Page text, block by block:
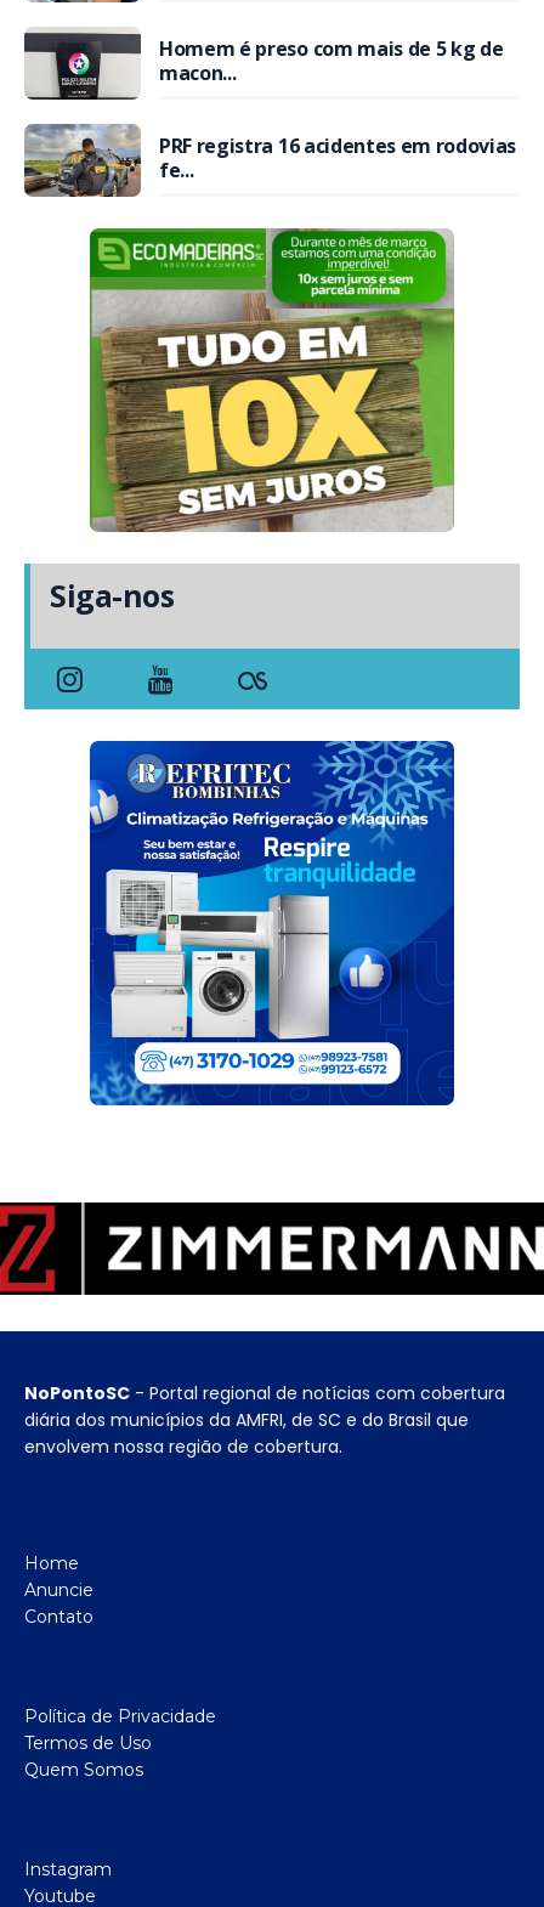
Homem é preso com mais de 5 kg de
macon...
PRF registra 16 acidentes em rodovias
fe...
Siga-nos
NoPontoSC - Portal regional de notícias com cobertura
diária dos municípios da AMFRI, de SC e do Brasil que
envolvem nossa região de cobertura.
Home
Anuncie
Contato
Política de Privacidade
Termos de Uso
Quem Somos
Instagram
Youtube